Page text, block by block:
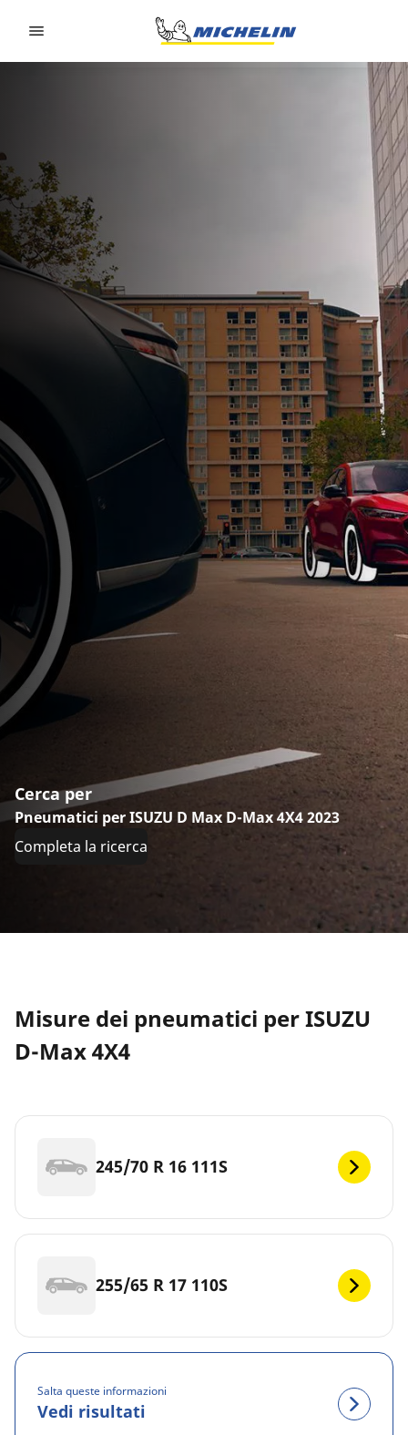
Cerca per
Pneumatici per ISUZU D Max D-Max 4X4 2023
Completa la ricerca
Misure dei pneumatici per ISUZU
D-Max 4X4
245/70 R 16 111S
255/65 R 17 110S
Salta queste informazioni
Vedi risultati